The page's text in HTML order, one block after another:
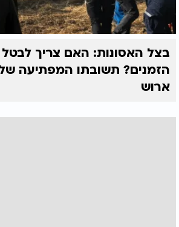
בצל האסונות: האם צריך לבטל
הזמנים? תשובתו המפתיעה
ארוש